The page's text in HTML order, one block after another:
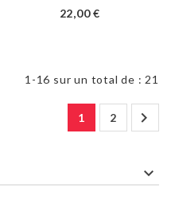
22,00 €
1-16 sur un total de : 21
1 2 
